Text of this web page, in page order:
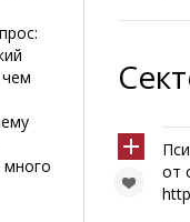
много
от